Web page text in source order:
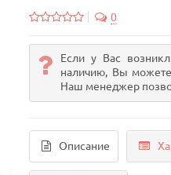
0
Если у Вас
наличию, Вы
Наш менеджер
Описание